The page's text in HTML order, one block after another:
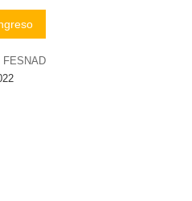
FESNAD